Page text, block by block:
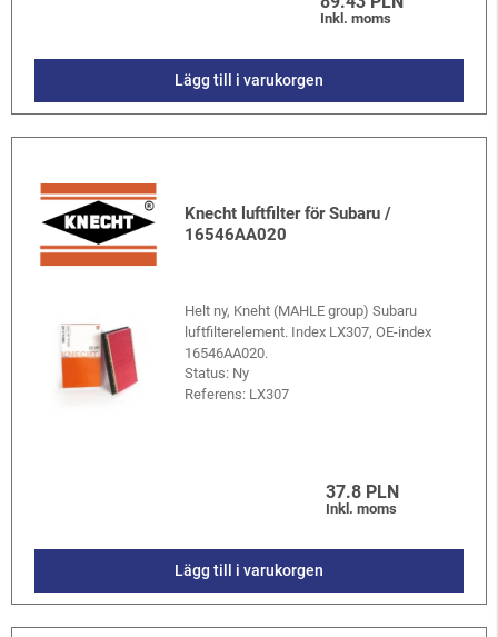
Inkl. moms
Lägg till i varukorgen
Knecht luftfilter för Subaru /
16546AA020
Helt ny, Kneht (MAHLE group) Subaru
luftfilterelement. Index LX307, OE-index
16546AA020.
Status: Ny
Referens: LX307
37.8 PLN
Inkl. moms
Lägg till i varukorgen